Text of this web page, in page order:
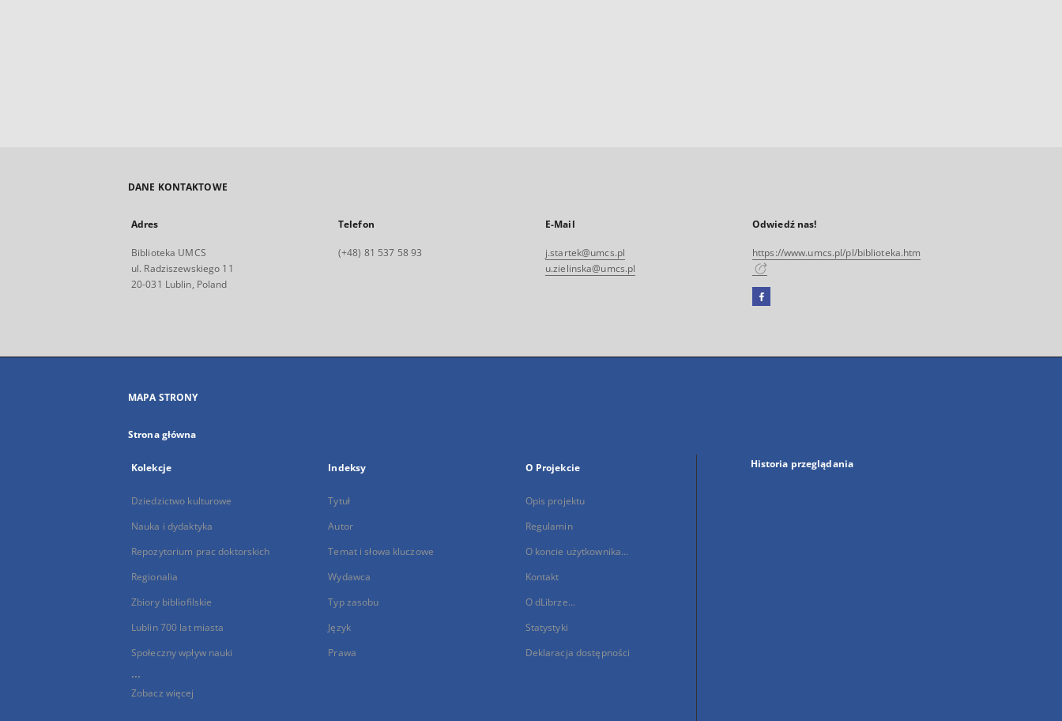
DANE KONTAKTOWE
Adres
Biblioteka UMCS
ul. Radziszewskiego 11
20-031 Lublin, Poland
Telefon
(+48) 81 537 58 93
E-Mail
j.startek@umcs.pl
u.zielinska@umcs.pl
Odwiedź nas!
https://www.umcs.pl/pl/biblioteka.htm
Facebook
się
MAPA STRONY
Strona główna
Kolekcje
Dziedzictwo kulturowe
Nauka i dydaktyka
Repozytorium prac doktorskich
Regionalia
Zbiory bibliofilskie
Lublin 700 lat miasta
Społeczny wpływ nauki
...
Zobacz więcej
Indeksy
Tytuł
Autor
Temat i słowa kluczowe
Wydawca
Typ zasobu
Język
Prawa
O Projekcie
Opis projektu
Regulamin
O koncie użytkownika...
Kontakt
O dLibrze...
Statystyki
Deklaracja dostępności
Historia przeglądania